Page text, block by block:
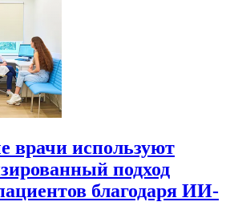
врачи используют
подход
благодаря ИИ-